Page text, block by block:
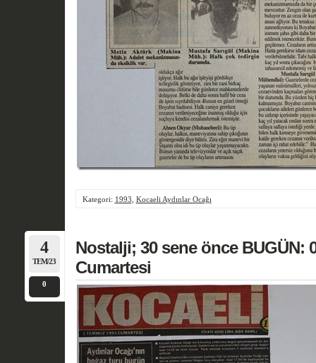
Kategori: 1993 Kocaeli Aydınlar Ocağı
4
TEM/23
0
Nostalji; 30 sene önce BUGÜN:
Cumartesi